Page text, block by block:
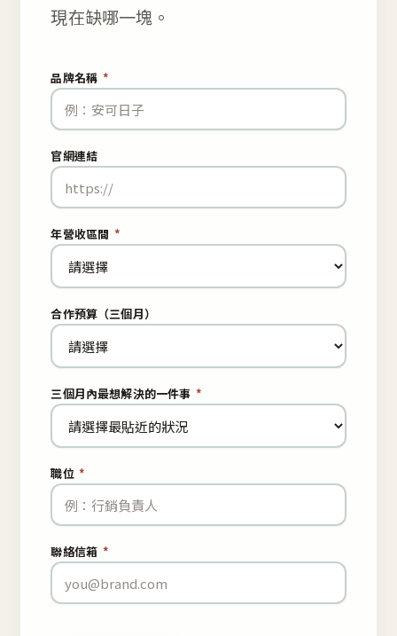
現在缺哪一塊。
品牌名稱 *
官網連結
年營收區間 *
合作預算（三個月）
三個月內最想解決的一件事 *
職位 *
聯絡信箱 *